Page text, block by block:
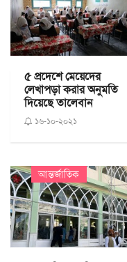
৫ প্রদেশে মেয়েদের
লেখাপড়া করার অনুমতি
দিয়েছে তালেবান
১৬-১০-২০২১
আন্তর্জাতিক